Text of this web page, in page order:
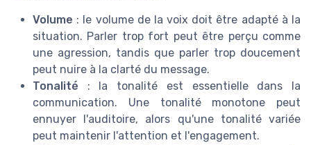
Volume : le volume de la voix doit être adapté à la
situation. Parler trop fort peut être perçu comme
une agression, tandis que parler trop doucement
peut nuire à la clarté du message.
Tonalité : la tonalité est essentielle dans la
communication. Une tonalité monotone peut
ennuyer l'auditoire, alors qu'une tonalité variée
peut maintenir l'attention et l'engagement.